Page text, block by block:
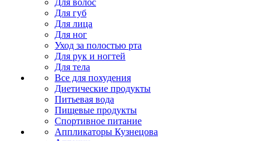
Для волос
Для губ
Для лица
Для ног
Уход за полостью рта
Для рук и ногтей
Для тела
Все для похудения
Диетические продукты
Питьевая вода
Пищевые продукты
Спортивное питание
Аппликаторы Кузнецова